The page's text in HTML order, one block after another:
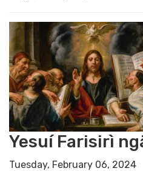
Yesuí Farisirì
Tuesday, February 06, 2024